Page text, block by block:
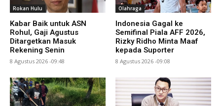
Rokan Hulu
Kabar Baik untuk ASN
Rohul, Gaji Agustus
Ditargetkan Masuk
Rekening Senin
8 Agustus 2026 -09:48
Olahraga
Indonesia Gagal ke
Semifinal Piala AFF 2026,
Rizky Ridho Minta Maaf
kepada Suporter
8 Agustus 2026 -09:08